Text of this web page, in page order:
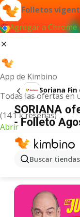
Folletos
Agregar a Chrome
App de Kimbino
Todas las ofertas en
(14.1 k reseñas)
Abrir
Buscar
Soriana
SORIANA
- Folleto